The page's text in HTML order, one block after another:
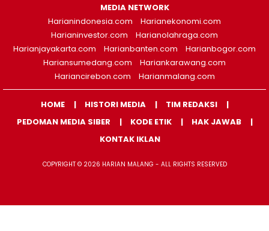
MEDIA NETWORK
Harianindonesia.com
Harianekonomi.com
Harianinvestor.com
Harianolahraga.com
Harianjayakarta.com
Harianbanten.com
Harianbogor.com
Hariansumedang.com
Hariankarawang.com
Hariancirebon.com
Harianmalang.com
HOME HISTORI MEDIA
TIM REDAKSI
PEDOMAN MEDIA SIBER
KODE ETIK
HAK JAWAB
KONTAK IKLAN
COPYRIGHT © 2026 HARIAN MALANG - ALL RIGHTS RESERVED